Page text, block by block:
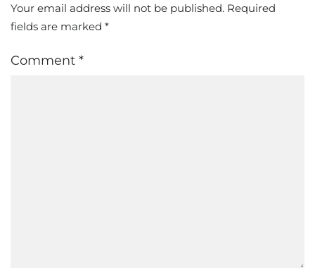
Your email address will not be published. Required
fields are marked *
Comment *